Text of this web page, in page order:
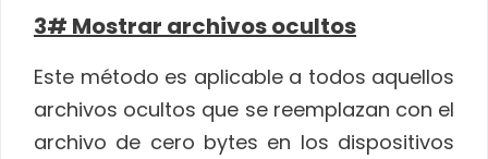
3# Mostrar archivos ocultos
Este método es aplicable a todos aquellos
archivos ocultos que se reemplazan con el
archivo de cero bytes en los dispositivos